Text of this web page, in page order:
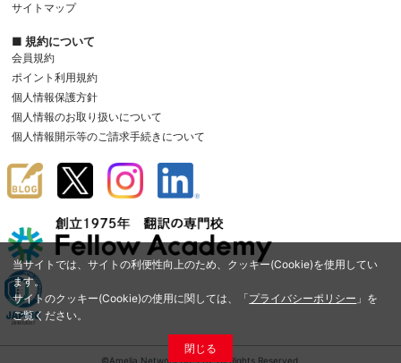
当サイトでは、サイトの利便性向上のため、クッキー(Cookie)を使用してい
ます。
サイトのクッキー(Cookie)の使用に関しては、「プライバシーポリシー 」を
ご覧ください。
閉じる
サイトマップ
■ 規約について
会員規約
ポイント利用規約
個人情報保護方針
個人情報のお取り扱いについて
個人情報開示等のご請求手続きについて
©Amelia Network Co.,Ltd. All Rights Reserved.